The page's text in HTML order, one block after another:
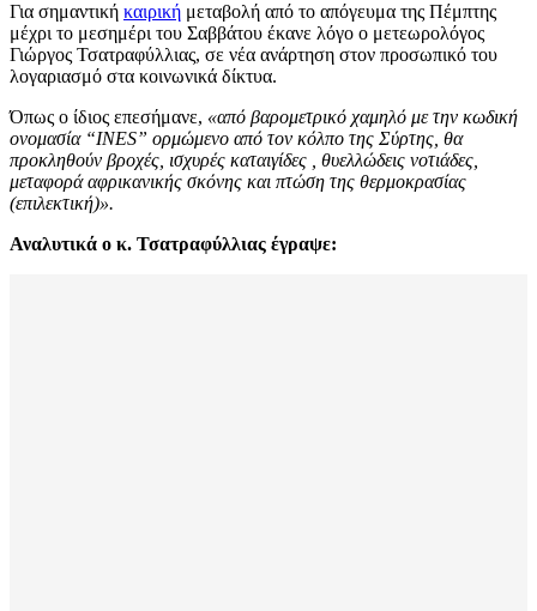
Για σημαντική καιρική μεταβολή από το απόγευμα της Πέμπτης
μέχρι το μεσημέρι του Σαββάτου έκανε λόγο ο μετεωρολόγος
Γιώργος Τσατραφύλλιας, σε νέα ανάρτηση στον προσωπικό του
λογαριασμό στα κοινωνικά δίκτυα.
Όπως ο ίδιος επεσήμανε, «από βαρομετρικό χαμηλό με την κωδική
ονομασία “INES” ορμώμενο από τον κόλπο της Σύρτης, θα
προκληθούν βροχές, ισχυρές καταιγίδες , θυελλώδεις νοτιάδες,
μεταφορά αφρικανικής σκόνης και πτώση της θερμοκρασίας
(επιλεκτική)».
Αναλυτικά ο κ. Τσατραφύλλιας έγραψε: